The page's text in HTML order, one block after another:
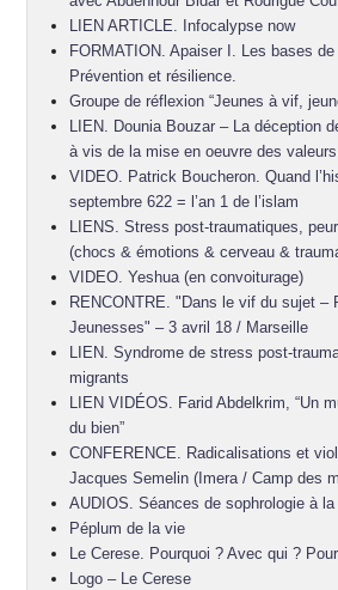
LIEN ARTICLE. Infocalypse now
FORMATION. Apaiser I. Les bases
Prévention et résilience.
Groupe de réflexion “Jeunes à vif,
LIEN. Dounia Bouzar – La déception
à vis de la mise en oeuvre des
VIDEO. Patrick Boucheron. Quand
septembre 622 = l’an 1 de l’islam
LIENS. Stress post-traumatiques,
(chocs & émotions & cerveau &
VIDEO. Yeshua (en convoiturage)
RENCONTRE. "Dans le vif du sujet –
Jeunesses" – 3 avril 18 / Marseille
LIEN. Syndrome de stress post-
migrants
LIEN VIDÉOS. Farid Abdelkrim, “Un
du bien”
CONFERENCE. Radicalisations et
Jacques Semelin (Imera / Camp des
AUDIOS. Séances de sophrologie à
Péplum de la vie
Le Cerese. Pourquoi ? Avec qui ?
Logo – Le Cerese